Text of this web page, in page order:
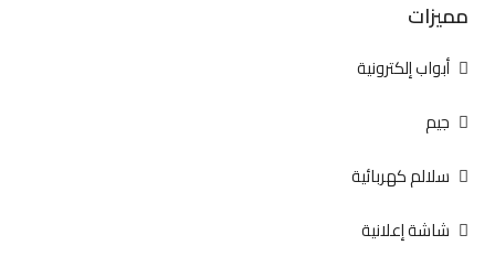
مميزات
أبواب إلكترونية
جيم
سلالم كهربائية
شاشة إعلانية